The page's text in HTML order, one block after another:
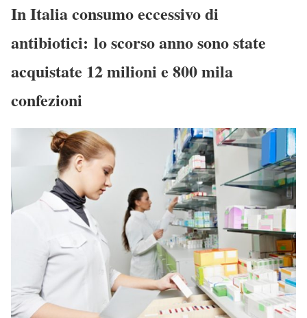
In Italia consumo eccessivo di
antibiotici: lo scorso anno sono state
acquistate 12 milioni e 800 mila
confezioni